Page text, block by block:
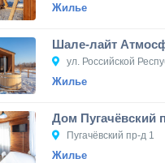
Жилье
Шале-лайт
ул. Российской
Жилье
Дом Пугачёвский
Пугачёвский пр-д 1
Жилье